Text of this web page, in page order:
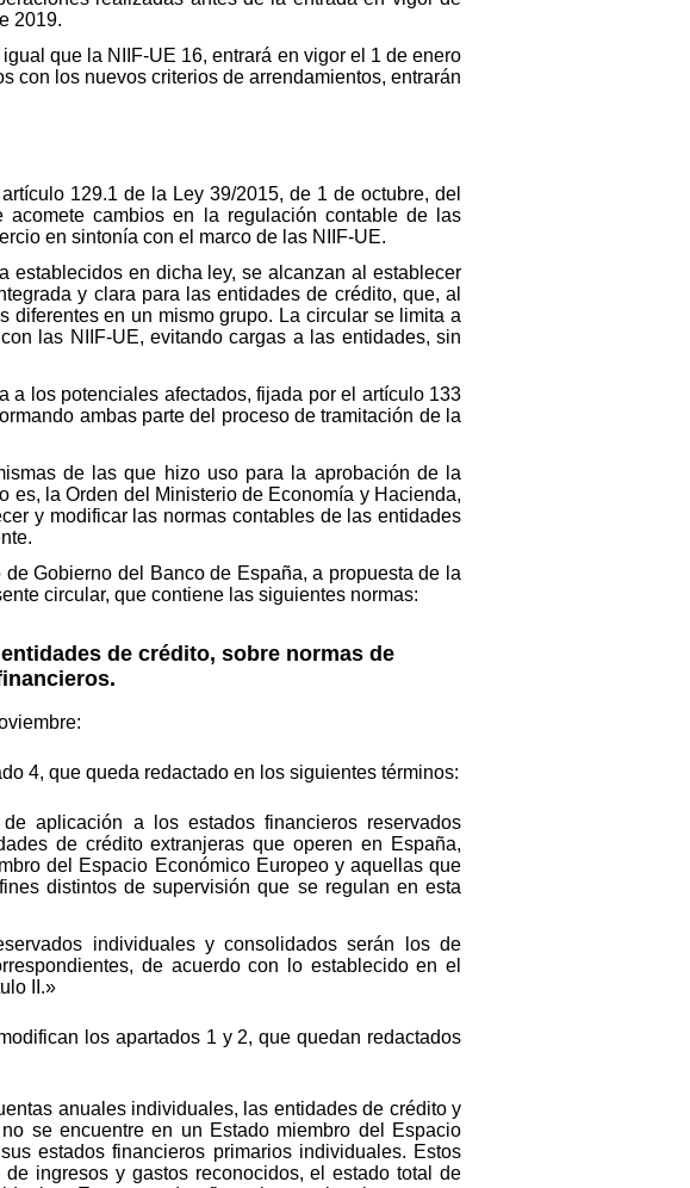
2019.
que la NIIF-UE 16, entrará en vigor el 1 de enero
con los nuevos criterios de arrendamientos, entrarán
129.1 de la Ley 39/2015, de 1 de octubre, del
acomete cambios en la regulación contable de las
en sintonía con el marco de las NIIF-UE.
establecidos en dicha ley, se alcanzan al establecer
y clara para las entidades de crédito, que, al
diferentes en un mismo grupo. La circular se limita a
las NIIF-UE, evitando cargas a las entidades, sin
a los potenciales afectados, fijada por el artículo 133
ambas parte del proceso de tramitación de la
de las que hizo uso para la aprobación de la
es, la Orden del Ministerio de Economía y Hacienda,
y modificar las normas contables de las entidades
Gobierno del Banco de España, a propuesta de la
circular, que contiene las siguientes normas:
de crédito, sobre normas de
4, que queda redactado en los siguientes términos:
aplicación a los estados financieros reservados
de crédito extranjeras que operen en España,
del Espacio Económico Europeo y aquellas que
distintos de supervisión que se regulan en esta
individuales y consolidados serán los de
de acuerdo con lo establecido en el
II.»
los apartados 1 y 2, que quedan redactados
anuales individuales, las entidades de crédito y
se encuentre en un Estado miembro del Espacio
estados financieros primarios individuales. Estos
ingresos y gastos reconocidos, el estado total de